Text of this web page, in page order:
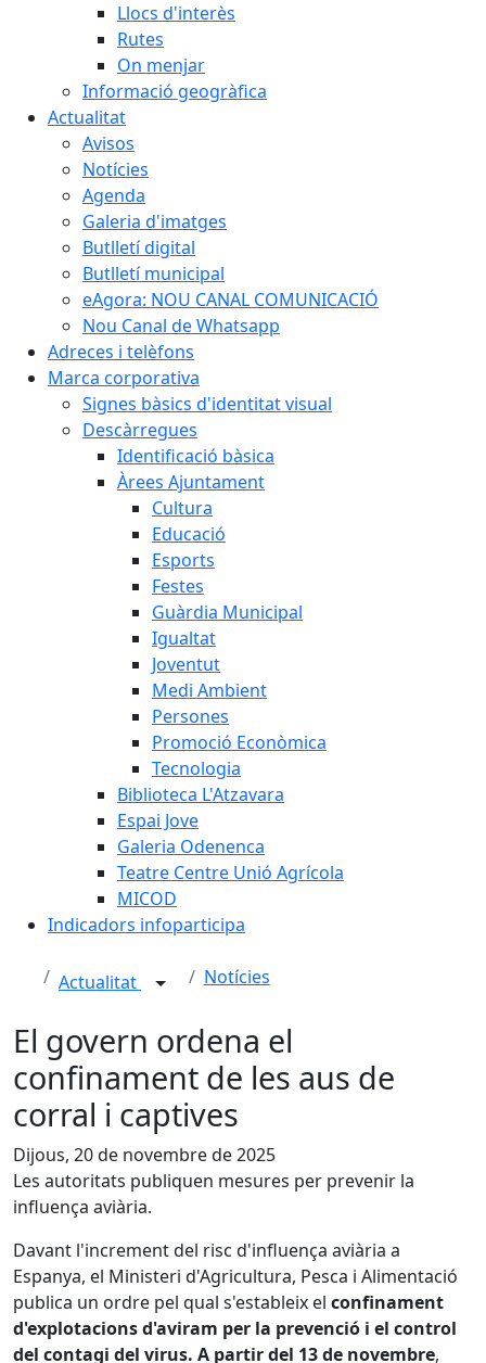
Llocs d'interès
Rutes
On menjar
Informació geogràfica
Actualitat
Avisos
Notícies
Agenda
Galeria d'imatges
Butlletí digital
Butlletí municipal
eAgora: NOU CANAL COMUNICACIÓ
Nou Canal de Whatsapp
Adreces i telèfons
Marca corporativa
Signes bàsics d'identitat visual
Descàrregues
Identificació bàsica
Àrees Ajuntament
Cultura
Educació
Esports
Festes
Guàrdia Municipal
Igualtat
Joventut
Medi Ambient
Persones
Promoció Econòmica
Tecnologia
Biblioteca L'Atzavara
Espai Jove
Galeria Odenenca
Teatre Centre Unió Agrícola
MICOD
Indicadors infoparticipa
Actualitat Notícies
El govern ordena el
confinament de les aus de
corral i captives
Dijous, 20 de novembre de 2025
Les autoritats publiquen mesures per prevenir la
influença aviària.
Davant l'increment del risc d'influença aviària a
Espanya, el Ministeri d'Agricultura, Pesca i Alimentació
publica un ordre pel qual s'estableix el confinament
d'explotacions d'aviram per la prevenció i el control
del contagi del virus. A partir del 13 de novembre,